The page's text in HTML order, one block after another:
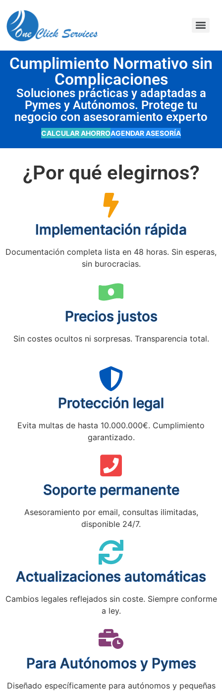
Cumplimiento Normativo sin
Complicaciones
Soluciones prácticas y adaptadas a
Pymes y Autónomos. Protege tu
negocio con asesoramiento experto
CALCULAR AHORROAGENDAR ASESORÍA
¿Por qué elegirnos?
Implementación rápida
Documentación completa lista en 48 horas. Sin esperas,
sin burocracias.
Precios justos
Sin costes ocultos ni sorpresas. Transparencia total.
Protección legal
Evita multas de hasta 10.000.000€. Cumplimiento
garantizado.
Soporte permanente
Asesoramiento por email, consultas ilimitadas,
disponible 24/7.
Actualizaciones automáticas
Cambios legales reflejados sin coste. Siempre conforme
a ley.
Para Autónomos y Pymes
Diseñado específicamente para autónomos y pequeñas